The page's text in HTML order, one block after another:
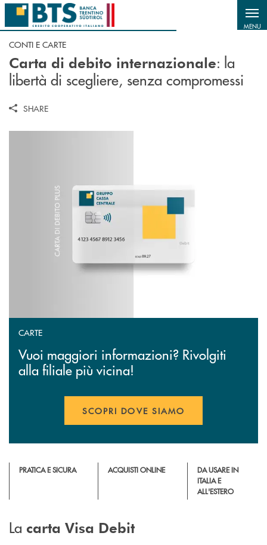
Salta al contenuto principale
MENU
CONTI E CARTE
Carta di debito internazionale: la
libertà di scegliere, senza compromessi
SHARE
CARTE
Vuoi maggiori informazioni? Rivolgiti
alla filiale più vicina!
SCOPRI DOVE SIAMO
PRATICA E SICURA ACQUISTI ONLINE
DA USARE IN
ITALIA E
ALL'ESTERO
La carta Visa Debit